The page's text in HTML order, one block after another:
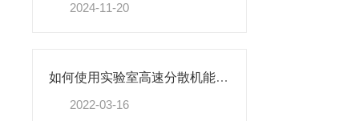
2024-11-20
如何使用实验室高速分散机能保证其良好工作状态？
2022-03-16